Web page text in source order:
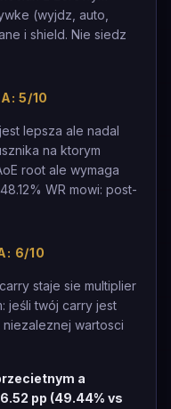
(wyjdz, auto,
i shield. Nie siedz
5/10
lepsza ale nadal
na ktorym
root ale wymaga
WR mowi: post-
6/10
staje sie multiplier
jeśli twój carry jest
wartosci
a
pp (49.44% vs